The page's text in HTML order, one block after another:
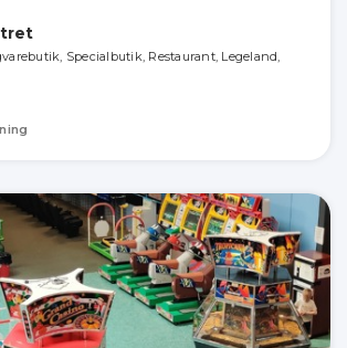
Specialbutik, Restaurant, Legeland,